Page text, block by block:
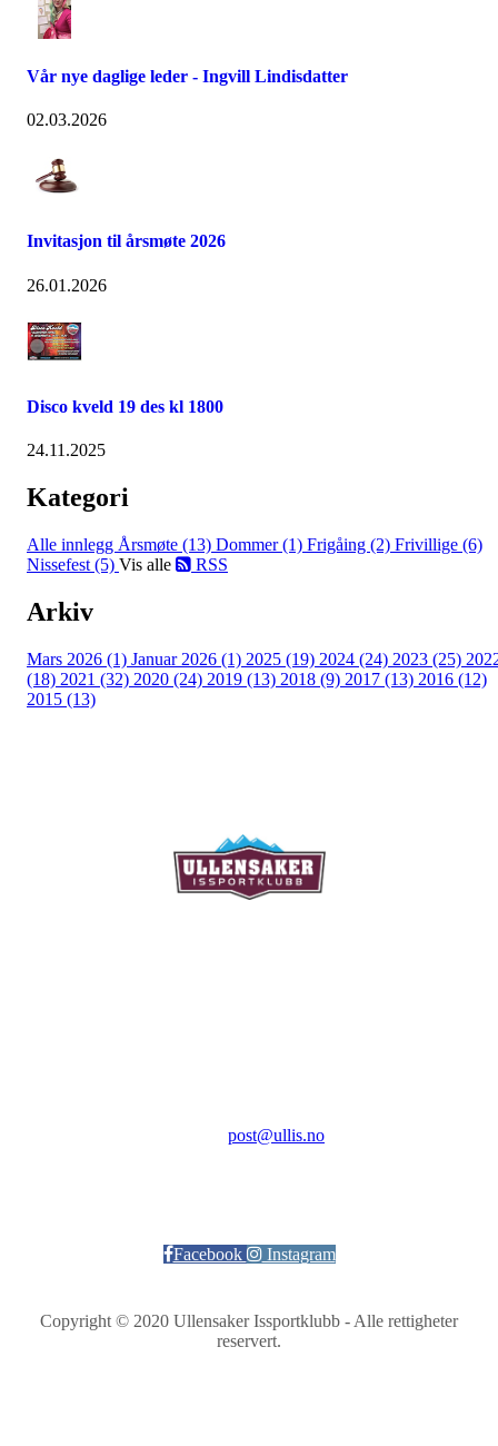
Vår nye daglige leder - Ingvill Lindisdatter
02.03.2026
Invitasjon til årsmøte 2026
26.01.2026
Disco kveld 19 des kl 1800
24.11.2025
Kategori
Alle innlegg Årsmøte (13) Dommer (1) Frigåing (2) Frivillige (6)
Nissefest (5) Vis alle RSS
Arkiv
Mars 2026 (1) Januar 2026 (1) 2025 (19) 2024 (24) 2023 (25)
(18) 2021 (32) 2020 (24) 2019 (13) 2018 (9) 2017 (13) 2016 (12)
2015 (13)
post@ullis.no
Facebook Instagram
Copyright © 2020 Ullensaker Issportklubb - Alle rettigheter
reservert.